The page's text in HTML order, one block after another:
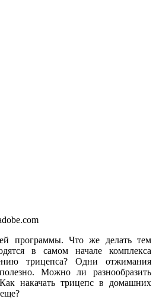
программы. Что же делать тем
в самом начале комплекса
трицепса? Одни отжимания
Можно ли разнообразить
накачать трицепс в домашних